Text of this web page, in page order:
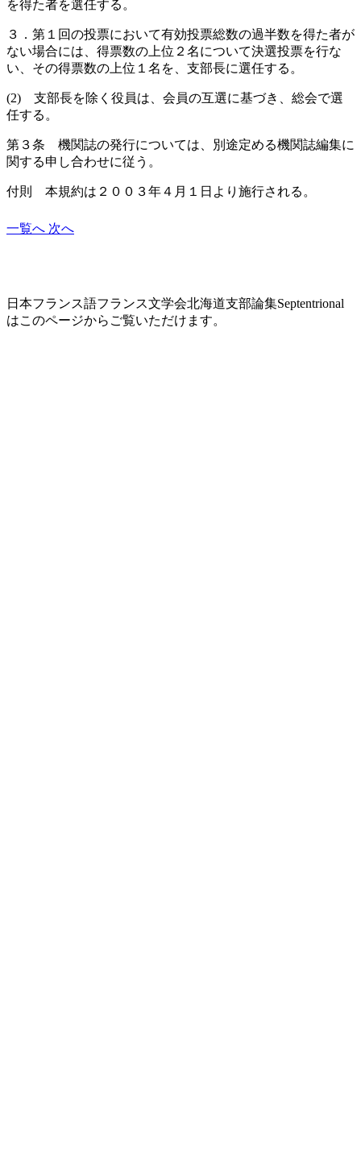
を得た者を選任する。
３．第１回の投票において有効投票総数の過半数を得た者が
ない場合には、得票数の上位２名について決選投票を行な
い、その得票数の上位１名を、支部長に選任する。
(2) 支部長を除く役員は、会員の互選に基づき、総会で選
任する。
第３条 機関誌の発行については、別途定める機関誌編集に
関する申し合わせに従う。
付則 本規約は２００３年４月１日より施行される。
一覧へ 次へ
日本フランス語フランス文学会北海道支部論集Septentrional
はこのページからご覧いただけます。